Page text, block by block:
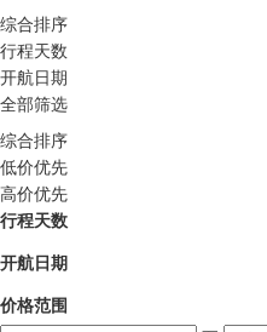
综合排序
行程天数
开航日期
全部筛选
综合排序
低价优先
高价优先
行程天数
开航日期
价格范围